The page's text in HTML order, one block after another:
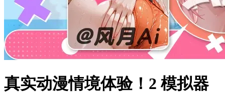
真实动漫情境体验！2 模拟器